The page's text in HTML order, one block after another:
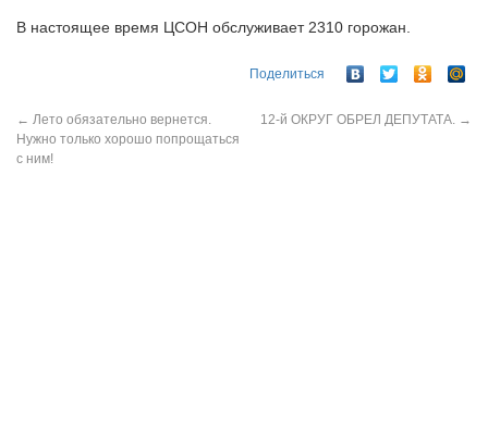
В настоящее время ЦСОН обслуживает 2310 горожан.
Поделиться
← Лето обязательно вернется.
Нужно только хорошо попрощаться
с ним!
12-й ОКРУГ ОБРЕЛ ДЕПУТАТА. →